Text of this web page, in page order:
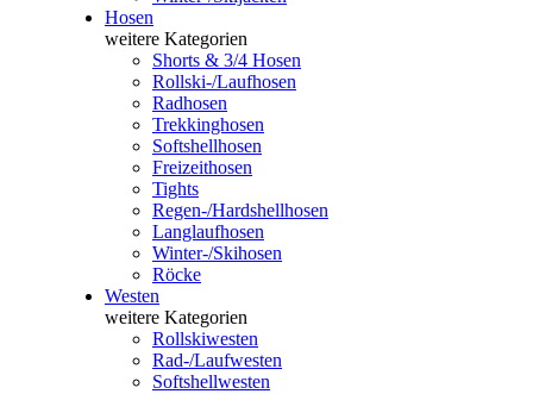
Hosen
weitere Kategorien
Shorts & 3/4 Hosen
Rollski-/Laufhosen
Radhosen
Trekkinghosen
Softshellhosen
Freizeithosen
Tights
Regen-/Hardshellhosen
Langlaufhosen
Winter-/Skihosen
Röcke
Westen
weitere Kategorien
Rollskiwesten
Rad-/Laufwesten
Softshellwesten